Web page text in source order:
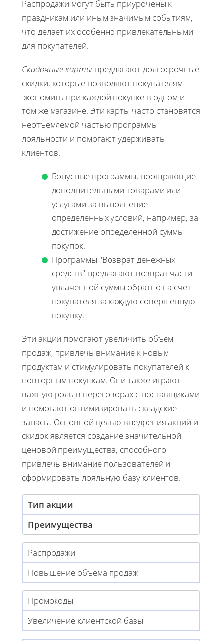
Распродажи могут быть приурочены к
праздникам или иным значимым событиям,
что делает их особенно привлекательными
для покупателей.
Скидочные карты предлагают долгосрочные
скидки, которые позволяют покупателям
экономить при каждой покупке в одном и
том же магазине. Эти карты часто становятся
неотъемлемой частью программы
лояльности и помогают удерживать
клиентов.
Бонусные программы, поощряющие
дополнительными товарами или
услугами за выполнение
определенных условий, например, за
достижение определенной суммы
покупок.
Программы "Возврат денежных
средств" предлагают возврат части
уплаченной суммы обратно на счет
покупателя за каждую совершенную
покупку.
Эти акции помогают увеличить объем
продаж, привлечь внимание к новым
продуктам и стимулировать покупателей к
повторным покупкам. Они также играют
важную роль в переговорах с поставщиками
и помогают оптимизировать складские
запасы. Основной целью внедрения акций и
скидок является создание значительной
ценовой преимущества, способного
привлечь внимание пользователей и
сформировать лояльную базу клиентов.
Тип акции
Преимущества
Распродажи
Повышение объема продаж
Промокоды
Увеличение клиентской базы